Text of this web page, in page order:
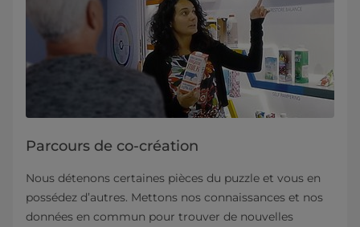
Parcours de co-création
Nous détenons certaines pièces du puzzle et vous en
possédez d’autres. Mettons nos connaissances et nos
données en commun pour trouver de nouvelles